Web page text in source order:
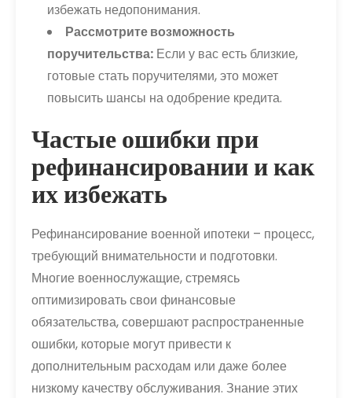
избежать недопонимания.
Рассмотрите возможность
поручительства: Если у вас есть близкие,
готовые стать поручителями, это может
повысить шансы на одобрение кредита.
Частые ошибки при
рефинансировании и как
их избежать
Рефинансирование военной ипотеки – процесс,
требующий внимательности и подготовки.
Многие военнослужащие, стремясь
оптимизировать свои финансовые
обязательства, совершают распространенные
ошибки, которые могут привести к
дополнительным расходам или даже более
низкому качеству обслуживания. Знание этих